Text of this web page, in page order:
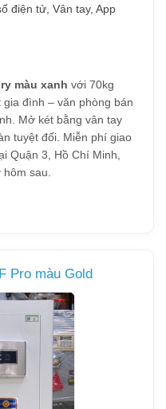
điện tử, Vân tay, App
màu xanh với 70kg
đình – văn phòng bán
Mở két bằng vân tay
tuyệt đối. Miễn phí giao
Quận 3, Hồ Chí Minh,
sau.
Pro màu Gold